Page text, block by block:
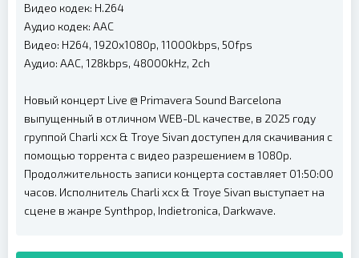
Видео кодек: H.264
Аудио кодек: AAC
Видео: H264, 1920x1080p, 11000kbps, 50fps
Аудио: AAC, 128kbps, 48000kHz, 2ch
Новый концерт Live @ Primavera Sound Barcelona
выпущенный в отличном WEB-DL качестве, в 2025 году
группой Charli xcx & Troye Sivan доступен для скачивания с
помощью торрента с видео разрешением в 1080p.
Продолжительность записи концерта составляет 01:50:00
часов. Исполнитель Charli xcx & Troye Sivan выступает на
сцене в жанре Synthpop, Indietronica, Darkwave.